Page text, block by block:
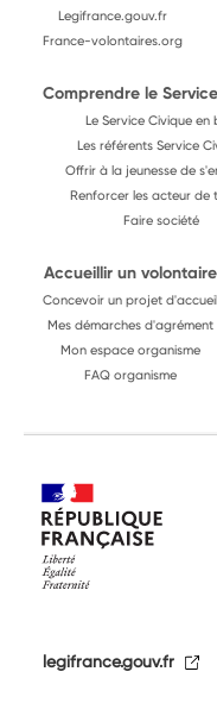
Legifrance.gouv.fr
France-volontaires.org
Comprendre le
Le Service Civique en
Les référents Service
Offrir à la jeunesse de
Renforcer les acteur de
Faire société
Accueillir un volontaire
Concevoir un projet d'accueil
Mes démarches d'agrément
Mon espace organisme
FAQ organisme
legifrance.gouv.fr